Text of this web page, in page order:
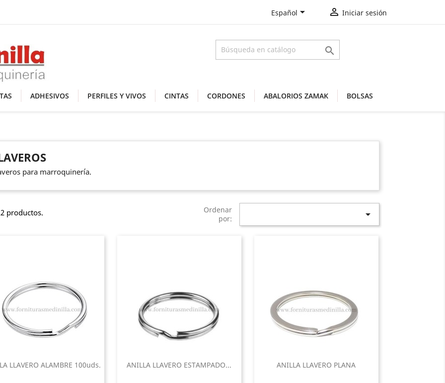
Español  Iniciar sesión

ADHESIVOS PERFILES Y VIVOS CINTAS CORDONES ABALORIOS ZAMAK BOLSAS
para marroquinería.
productos.
Ordenar
por:

LLAVERO ALAMBRE 100uds. ANILLA LLAVERO ESTAMPADO... ANILLA LLAVERO PLANA